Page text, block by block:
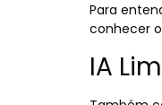
Para
conhecer
IA